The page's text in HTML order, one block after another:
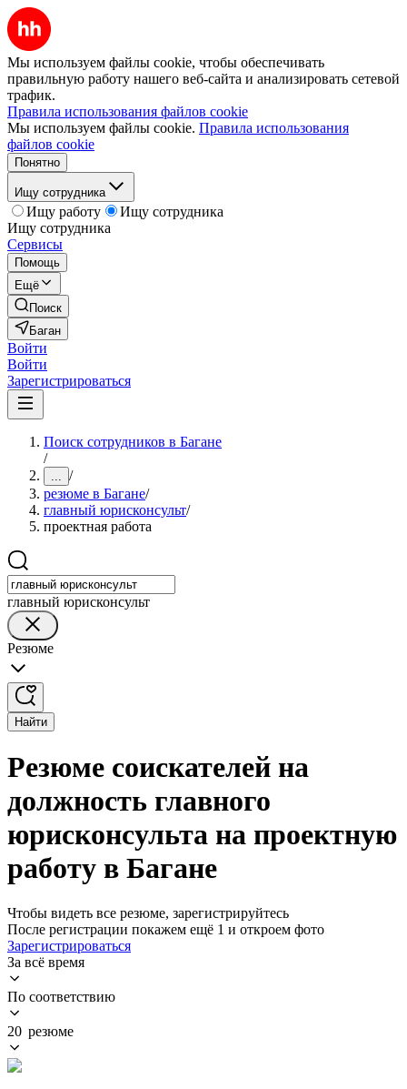
Мы используем файлы cookie, чтобы обеспечивать
правильную работу нашего веб-сайта и анализировать сетевой
трафик.
Правила использования файлов cookie
Мы используем файлы cookie. Правила использования
файлов cookie
Понятно
Ищу сотрудника
Ищу работу
Ищу сотрудника
Ищу сотрудника
Сервисы
Помощь
Ещё
Поиск
Баган
Войти
Войти
Зарегистрироваться
Поиск сотрудников в Багане
/
... /
резюме в Багане/
главный юрисконсульт/
проектная работа
главный юрисконсульт
Резюме
Найти
Резюме соискателей на
должность главного
юрисконсульта на проектную
работу в Багане
Чтобы видеть все резюме, зарегистрируйтесь
После регистрации покажем ещё 1 и откроем фото
Зарегистрироваться
За всё время
По соответствию
20 резюме